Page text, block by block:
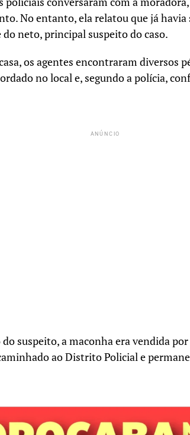
No entanto, ela relatou que já havia
neto, principal suspeito do caso.
os agentes encontraram diversos
no local e, segundo a polícia,
ANÚNCIO
suspeito, a maconha era vendida por
ao Distrito Policial e